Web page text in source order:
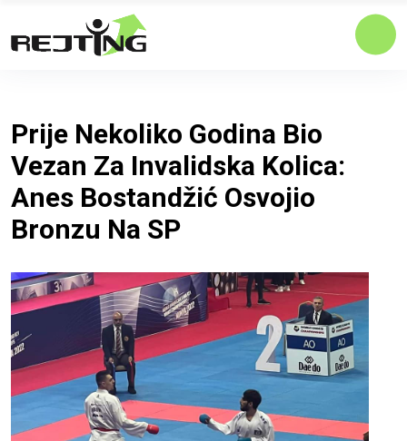
Prije Nekoliko Godina Bio
Vezan Za Invalidska Kolica:
Anes Bostandžić Osvojio
Bronzu Na SP